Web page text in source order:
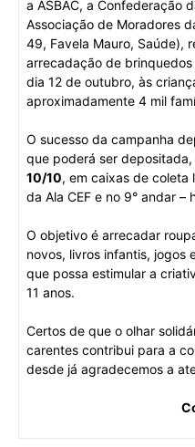
a ASBAC, a Confederação
Associação de Moradores
49, Favela Mauro, Saúde),
arrecadação de
dia 12 de outubro, às
aproximadamente 4 mil
O sucesso da campanha
que poderá ser depositada,
10/10, em caixas de coleta
da Ala CEF e no 9° andar –
O objetivo é arrecadar
novos, livros infantis, jogos
que possa estimular a
11 anos.
Certos de que o olhar
carentes contribui para a
desde já agradecemos a